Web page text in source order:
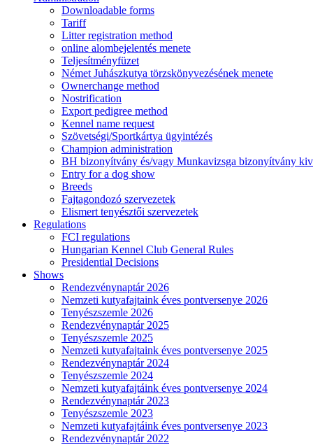
Downloadable forms
Tariff
Litter registration method
online alombejelentés menete
Teljesítményfüzet
Német Juhászkutya törzskönyvezésének menete
Ownerchange method
Nostrification
Export pedigree method
Kennel name request
Szövetségi/Sportkártya ügyintézés
Champion administration
BH bizonyítvány és/vagy Munkavizsga bizonyítvány
Entry for a dog show
Breeds
Fajtagondozó szervezetek
Elismert tenyésztői szervezetek
Regulations
FCI regulations
Hungarian Kennel Club General Rules
Presidential Decisions
Shows
Rendezvénynaptár 2026
Nemzeti kutyafajtaink éves pontversenye 2026
Tenyészszemle 2026
Rendezvénynaptár 2025
Tenyészszemle 2025
Nemzeti kutyafajtaink éves pontversenye 2025
Rendezvénynaptár 2024
Tenyészszemle 2024
Nemzeti kutyafajtáink éves pontversenye 2024
Rendezvénynaptár 2023
Tenyészszemle 2023
Nemzeti kutyafajtáink éves pontversenye 2023
Rendezvénynaptár 2022